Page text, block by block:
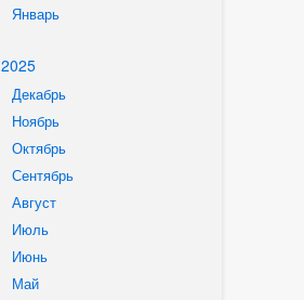
Январь
2025
Декабрь
Ноябрь
Октябрь
Сентябрь
Август
Июль
Июнь
Май